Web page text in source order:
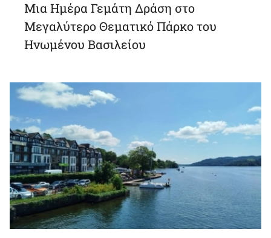
Μια Ημέρα Γεμάτη Δράση στο
Μεγαλύτερο Θεματικό Πάρκο του
Ηνωμένου Βασιλείου